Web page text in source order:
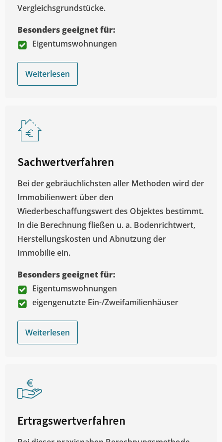
Vergleichsgrundstücke.
Besonders geeignet für:
Eigentumswohnungen
Weiterlesen
Sachwertverfahren
Bei der gebräuchlichsten aller Methoden wird der
Immobilienwert über den
Wiederbeschaffungswert des Objektes bestimmt.
In die Berechnung fließen u. a. Bodenrichtwert,
Herstellungskosten und Abnutzung der
Immobilie ein.
Besonders geeignet für:
Eigentumswohnungen
eigengenutzte Ein-/Zweifamilienhäuser
Weiterlesen
Ertragswertverfahren